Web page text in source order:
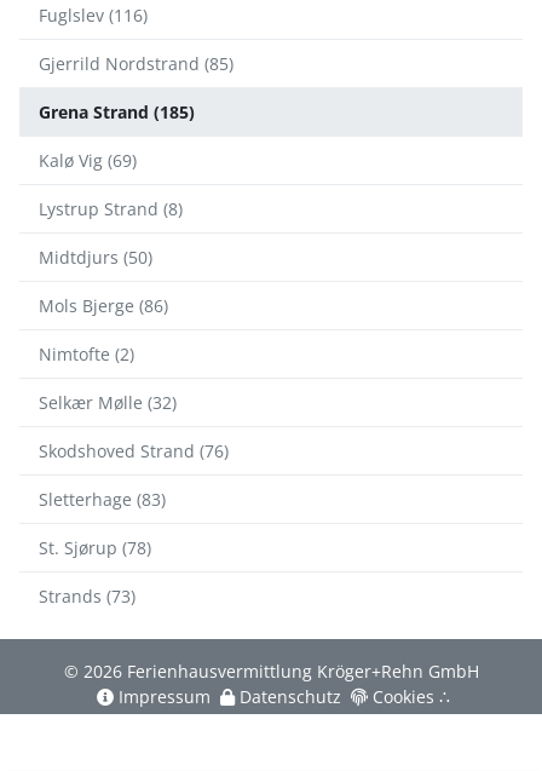
Fuglslev (116)
Gjerrild Nordstrand (85)
Grena Strand (185)
Kalø Vig (69)
Lystrup Strand (8)
Midtdjurs (50)
Mols Bjerge (86)
Nimtofte (2)
Selkær Mølle (32)
Skodshoved Strand (76)
Sletterhage (83)
St. Sjørup (78)
Strands (73)
© 2026 Ferienhausvermittlung Kröger+Rehn GmbH
Impressum
Datenschutz Cookies ∴